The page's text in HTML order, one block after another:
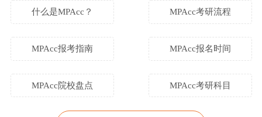
什么是MPAcc？ MPAcc考研流程
MPAcc报考指南 MPAcc报名时间
MPAcc院校盘点 MPAcc考研科目